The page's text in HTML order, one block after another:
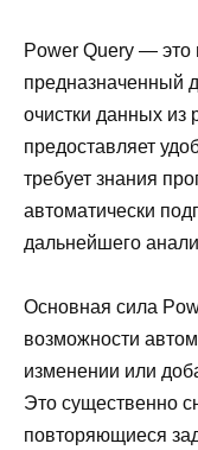
Power Query — это
предназначенный
очистки данных из
предоставляет
требует знания
автоматически
дальнейшего
Основная сила
возможности
изменении или
Это существенно
повторяющиеся